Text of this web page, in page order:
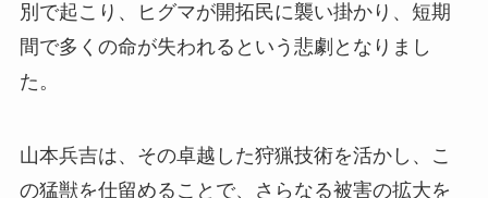
別で起こり、ヒグマが開拓民に襲い掛かり、短期
間で多くの命が失われるという悲劇となりまし
た。
山本兵吉は、その卓越した狩猟技術を活かし、こ
の猛獣を仕留めることで、さらなる被害の拡大を